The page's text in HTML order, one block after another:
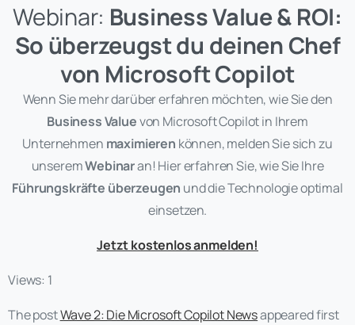
Webinar: Business Value & ROI:
So überzeugst du deinen Chef
von Microsoft Copilot
Wenn Sie mehr darüber erfahren möchten, wie Sie den
Business Valuevon Microsoft Copilot in Ihrem
Unternehmen maximieren können, melden Sie sich zu
unseremWebinaran! Hier erfahren Sie, wie Sie Ihre
Führungskräfte überzeugen und die Technologie optimal
einsetzen.
Jetzt kostenlos anmelden!
Views: 1
The postWave 2: Die Microsoft Copilot Newsappeared first